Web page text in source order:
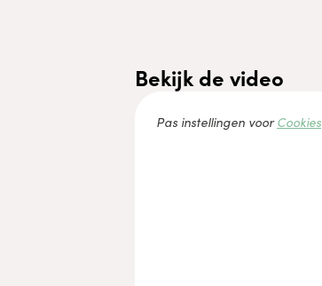
Bekijk de video
Pas instellingen voorCookies